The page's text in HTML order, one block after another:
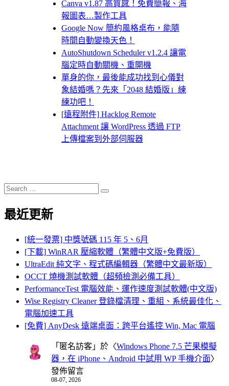
Canva v1.87 高質感！免費簡報、海
報圖表…製作工具
Google Now 簡約風格桌布，能隨
時間自動變換天色！
AutoShutdown Scheduler v1.2.4 讓電
腦定時自動關機、重開機
單身的你，最後能成功找到心儀對
象結婚嗎？先來「2048 結婚版」練
練功吧！
[遠程附件] Hacklog Remote
Attachment 讓 WordPress 透過 FTP
上傳檔案到外部伺服器
Search
for:
Search
最近更新
[統一發票] 中獎號碼 115 年 5、6月
[下載] WinRAR 壓縮軟體（繁體中文版+免費版）
UltraEdit 純文字、程式碼編輯器（繁體中文最新版）
OCCT 燒機測試軟體（超頻檢測必備工具）
PerformanceTest 電腦效能、運作速度測試軟體(中文版)
Wise Registry Cleaner 登錄檔清理、重組、系統最佳化、
電腦加速工具
[免費] AnyDesk 遠端桌面：跨平台遙控 Win, Mac 電腦
「 匿名訪客 」於〈Windows Phone 7.5 芒果模擬
器，在 iPhone、Android 中試用 WP 手機介面〉
發佈留言
08-07, 2026